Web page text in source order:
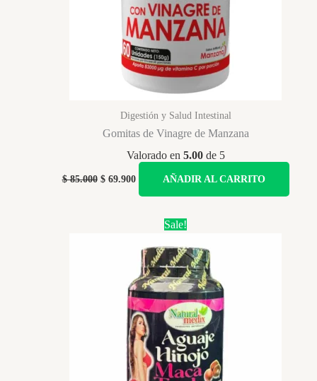
Digestión y Salud Intestinal
Gomitas de Vinagre de Manzana
Valorado en 5.00de 5
$85.000 Original
$69.900CurrentAÑADIR AL CARRITO
Sale!